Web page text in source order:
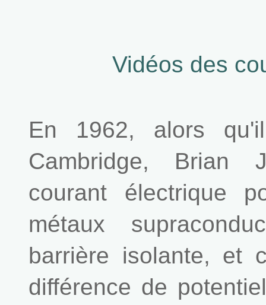
Vidéos des
En 1962, alors
Cambridge, Brian
courant électrique
métaux
barrière isolante, et
différence de